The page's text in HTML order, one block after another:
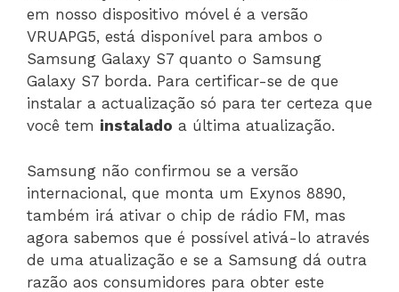
em nosso dispositivo móvel é a versão
VRUAPG5, está disponível para ambos o
Samsung Galaxy S7 quanto o Samsung
Galaxy S7 borda. Para certificar-se de que
instalar a actualização só para ter certeza que
você tem instalado a última atualização.
Samsung não confirmou se a versão
internacional, que monta um Exynos 8890,
também irá ativar o chip de rádio FM, mas
agora sabemos que é possível ativá-lo através
de uma atualização e se a Samsung dá outra
razão aos consumidores para obter este